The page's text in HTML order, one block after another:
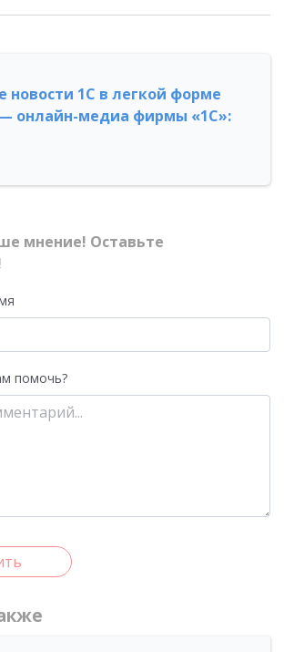
новости 1С в легкой форме
онлайн-медиа фирмы «1С»:
мнение! Оставьте
помочь?